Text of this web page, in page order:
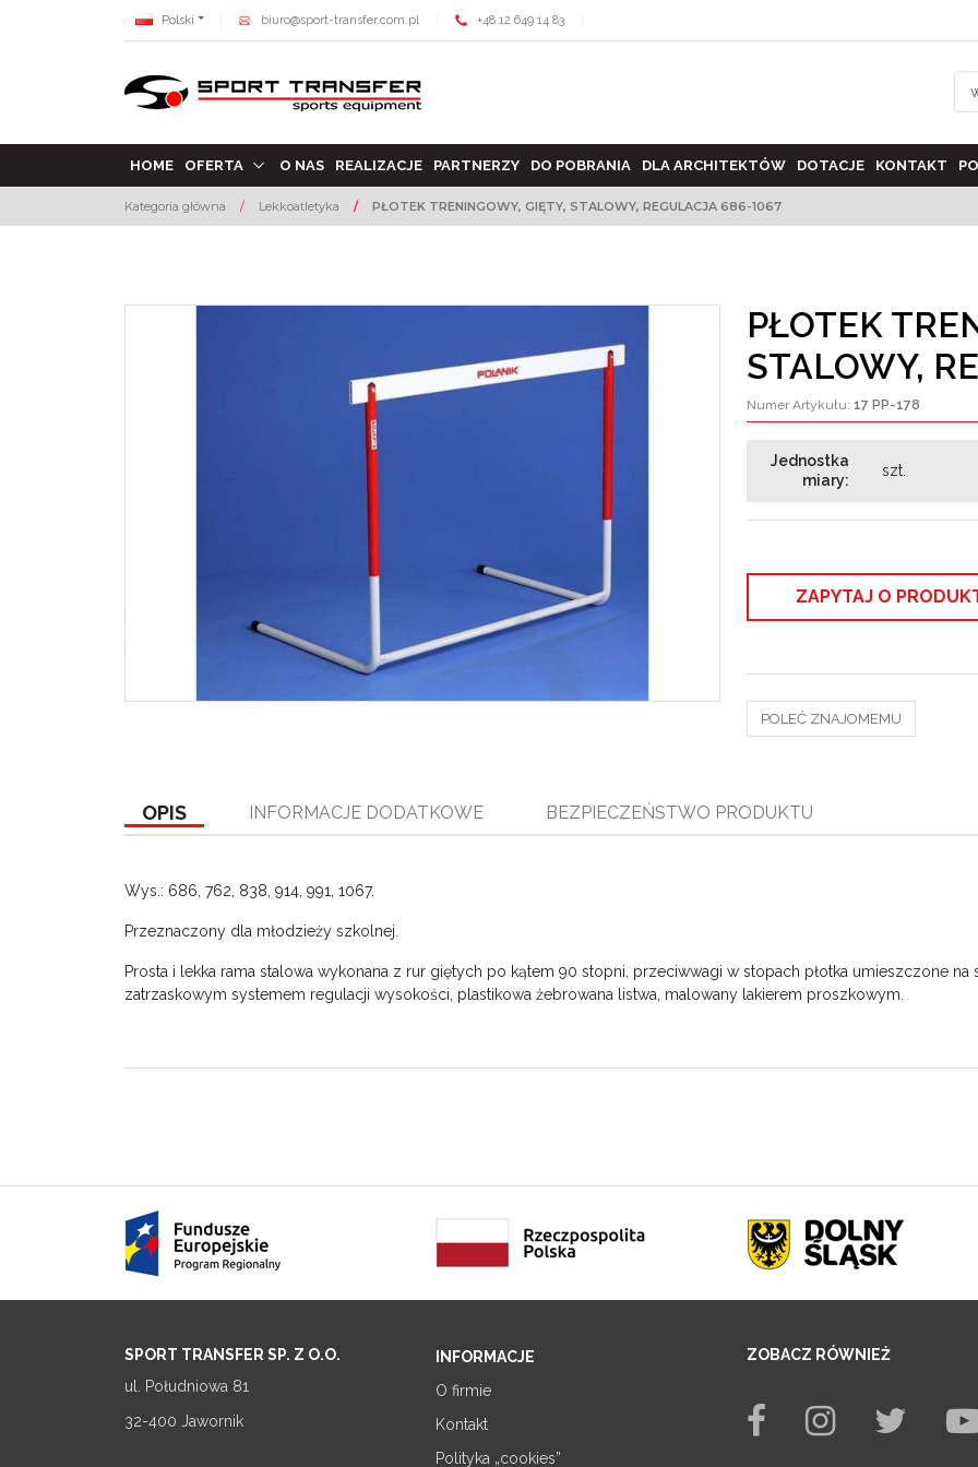
Polski biuro@sport-transfer.com.pl +48 12 649 14 83
HOME OFERTA O NAS REALIZACJE PARTNERZY DO POBRANIA DLA ARCHITEKTÓW DOTACJE KONTAKT
Kategoria główna / Lekkoatletyka / PŁOTEK TRENINGOWY, GIĘTY, STALOWY, REGULACJA 686-1067
PŁOTEK
STALOWY,
Numer Artykułu: 17 PP-178
Jednostka
miary:
szt.
ZAPYTAJ O
POLEĆ ZNAJOMEMU
OPIS INFORMACJE DODATKOWE BEZPIECZEŃSTWO PRODUKTU
Wys.: 686, 762, 838, 914, 991, 1067.
Przeznaczony dla młodzieży szkolnej.
Prosta i lekka rama stalowa wykonana z rur giętych po kątem 90 stopni, przeciwwagi w stopach płotka umieszczone na
zatrzaskowym systemem regulacji wysokości, plastikowa żebrowana listwa, malowany lakierem proszkowym.
SPORT TRANSFER SP. Z O.O.
ul. Południowa 81
32-400 Jawornik
INFORMACJE
O firmie
Kontakt
Polityka „cookies”
ZOBACZ RÓWNIEŻ